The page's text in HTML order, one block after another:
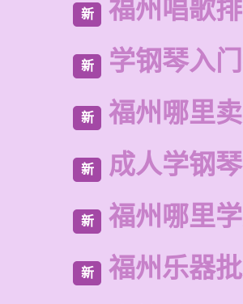
新 福州唱歌
新 学钢琴入
新 福州哪里
新 成人学钢
新 福州哪里
新 福州乐器